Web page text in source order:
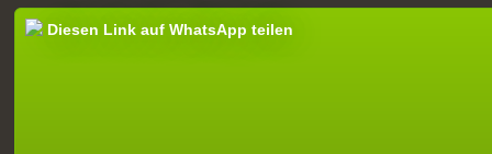
Diesen Link auf WhatsApp teilen